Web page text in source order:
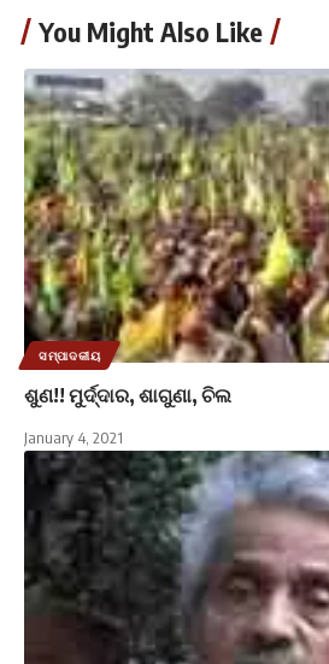
You Might Also Like
ସମ୍ପାଦକୀୟ
ଶୁଣ!! ମୁର୍ଦ୍ଦାର, ଶାଗୁଣା, ଚିଲ
January 4, 2021